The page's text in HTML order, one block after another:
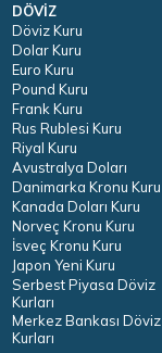
DÖVİZ
Döviz Kuru
Dolar Kuru
Euro Kuru
Pound Kuru
Frank Kuru
Rus Rublesi Kuru
Riyal Kuru
Avustralya Doları
Danimarka Kronu Kuru
Kanada Doları Kuru
Norveç Kronu Kuru
İsveç Kronu Kuru
Japon Yeni Kuru
Serbest Piyasa Döviz
Kurları
Merkez Bankası Döviz
Kurları